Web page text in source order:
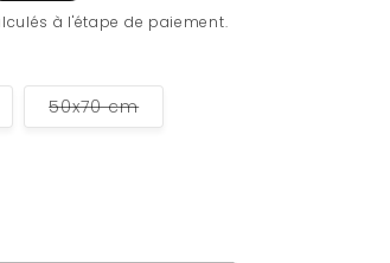
à l'étape de paiement.
50x70 cmVariante
épuisée